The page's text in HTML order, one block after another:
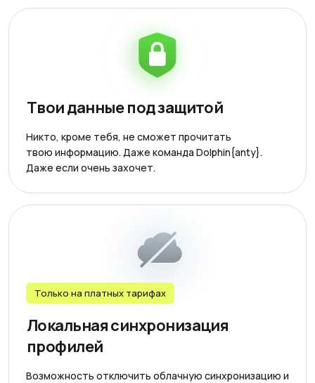
Твои данные под защитой
Никто, кроме тебя, не сможет прочитать
твою информацию. Даже команда Dolphin{anty}.
Даже если очень захочет.
Только на платных тарифах
Локальная синхронизация
профилей
Возможность отключить облачную синхронизацию и